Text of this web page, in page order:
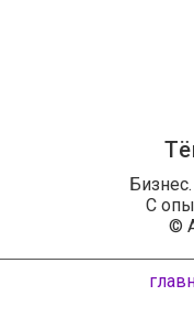
С
©